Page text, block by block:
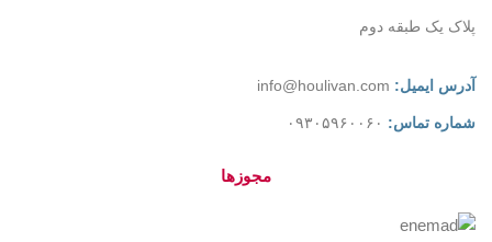
پلاک یک طبقه دوم
آدرس ایمیل: info@houlivan.com
شماره تماس: ۰۹۳۰۵۹۶۰۰۶۰
مجوزها